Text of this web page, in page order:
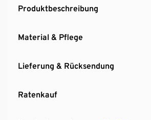
Produktbeschreibung
Material & Pflege
Lieferung & Rücksendung
Ratenkauf